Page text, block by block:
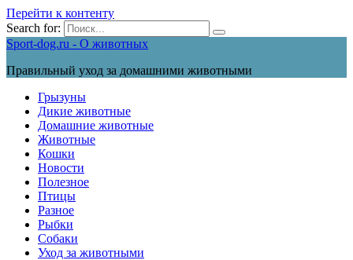
Перейти к контенту
Search for:
Sport-dog.ru - О животных
Правильный уход за домашними животными
Грызуны
Дикие животные
Домашние животные
Животные
Кошки
Новости
Полезное
Птицы
Разное
Рыбки
Собаки
Уход за животными